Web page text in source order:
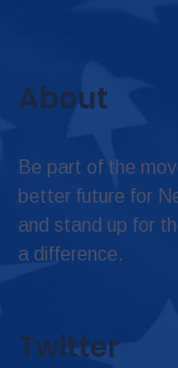
About
Be part of the
better future for
and stand up for
a difference.
Twitter